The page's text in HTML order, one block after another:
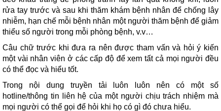
rửa tay trước và sau khi thăm khám bệnh nhân để chống lây
nhiễm, hạn chế mỗi bệnh nhân một người thăm bệnh để giảm
thiểu số người trong mỗi phòng bệnh, v.v…
Câu chữ trước khi đưa ra nên được tham vấn và hỏi ý kiến
một vài nhân viên ở các cấp độ để xem tất cả mọi người đều
có thể đọc và hiểu tốt.
Trong nội dung truyền tải luôn luôn nên có một số
hotline/thông tin liên hệ của một người chịu trách nhiệm mà
mọi người có thể gọi để hỏi khi họ có gì đó chưa hiểu.